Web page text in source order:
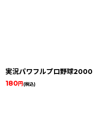
実況パワフルプロ野球2000
180円(税込)